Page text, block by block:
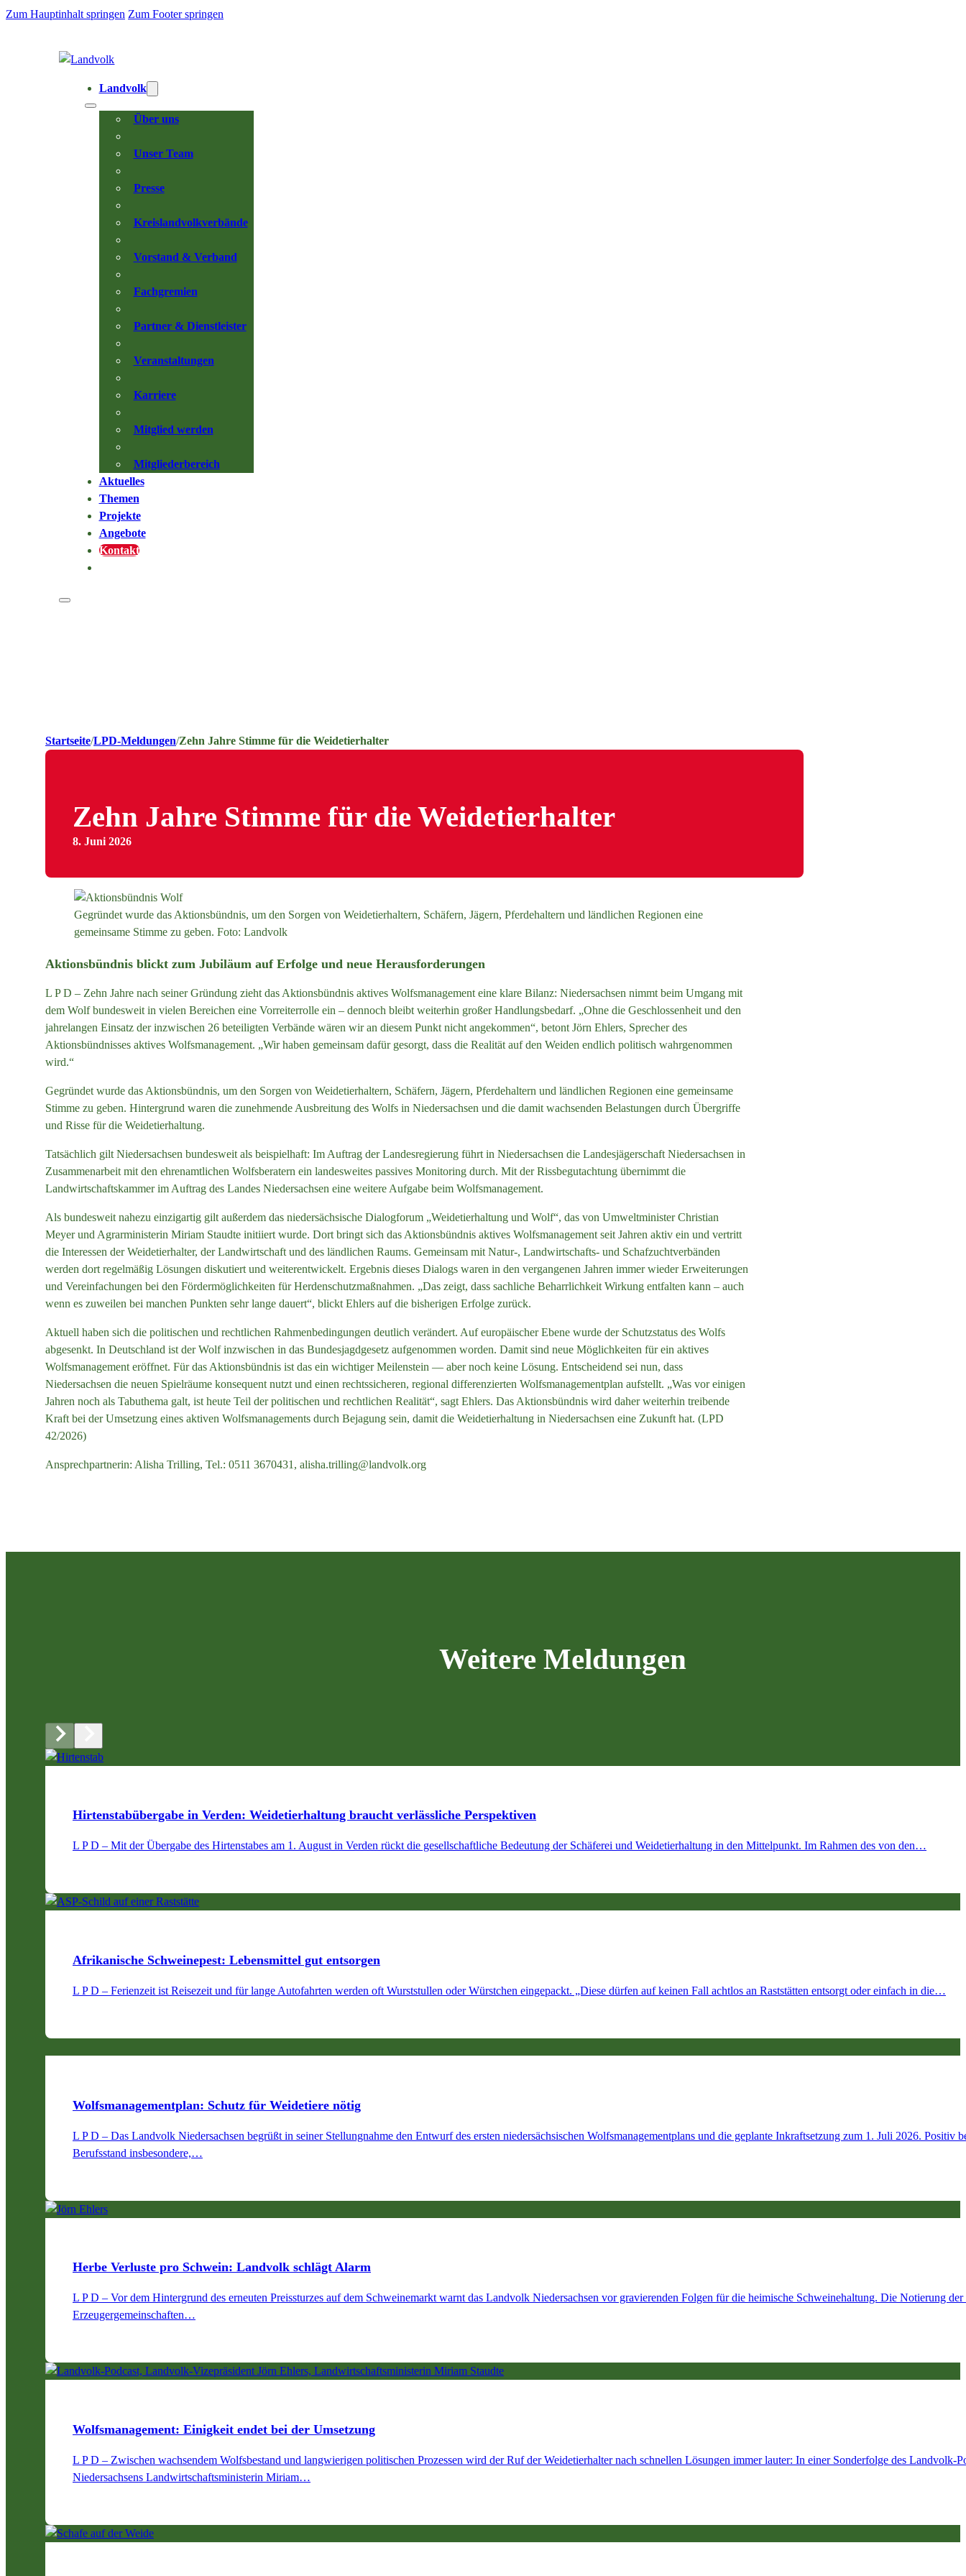
Zum Hauptinhalt springen Zum Footer springen
Landvolk
Über uns
Unser Team
Presse
Kreislandvolkverbände
Vorstand & Verband
Fachgremien
Partner & Dienstleister
Veranstaltungen
Karriere
Mitglied werden
Mitgliederbereich
Aktuelles
Themen
Projekte
Angebote
Kontakt
Startseite/LPD-Meldungen/Zehn Jahre Stimme für die Weidetierhalter
Zehn Jahre Stimme für die Weidetierhalter
8. Juni 2026
Gegründet wurde das Aktionsbündnis, um den Sorgen von Weidetierhaltern, Schäfern, Jägern, Pferdehaltern und ländlichen Regionen eine
gemeinsame Stimme zu geben. Foto: Landvolk
Aktionsbündnis blickt zum Jubiläum auf Erfolge und neue Herausforderungen
L P D – Zehn Jahre nach seiner Gründung zieht das Aktionsbündnis aktives Wolfsmanagement eine klare Bilanz: Niedersachsen nimmt beim Umgang mit
dem Wolf bundesweit in vielen Bereichen eine Vorreiterrolle ein – dennoch bleibt weiterhin großer Handlungsbedarf. „Ohne die Geschlossenheit und den
jahrelangen Einsatz der inzwischen 26 beteiligten Verbände wären wir an diesem Punkt nicht angekommen“, betont Jörn Ehlers, Sprecher des
Aktionsbündnisses aktives Wolfsmanagement. „Wir haben gemeinsam dafür gesorgt, dass die Realität auf den Weiden endlich politisch wahrgenommen
wird.“
Gegründet wurde das Aktionsbündnis, um den Sorgen von Weidetierhaltern, Schäfern, Jägern, Pferdehaltern und ländlichen Regionen eine gemeinsame
Stimme zu geben. Hintergrund waren die zunehmende Ausbreitung des Wolfs in Niedersachsen und die damit wachsenden Belastungen durch Übergriffe
und Risse für die Weidetierhaltung.
Tatsächlich gilt Niedersachsen bundesweit als beispielhaft: Im Auftrag der Landesregierung führt in Niedersachsen die Landesjägerschaft Niedersachsen in
Zusammenarbeit mit den ehrenamtlichen Wolfsberatern ein landesweites passives Monitoring durch. Mit der Rissbegutachtung übernimmt die
Landwirtschaftskammer im Auftrag des Landes Niedersachsen eine weitere Aufgabe beim Wolfsmanagement.
Als bundesweit nahezu einzigartig gilt außerdem das niedersächsische Dialogforum „Weidetierhaltung und Wolf“, das von Umweltminister Christian
Meyer und Agrarministerin Miriam Staudte initiiert wurde. Dort bringt sich das Aktionsbündnis aktives Wolfsmanagement seit Jahren aktiv ein und vertritt
die Interessen der Weidetierhalter, der Landwirtschaft und des ländlichen Raums. Gemeinsam mit Natur-, Landwirtschafts- und Schafzuchtverbänden
werden dort regelmäßig Lösungen diskutiert und weiterentwickelt. Ergebnis dieses Dialogs waren in den vergangenen Jahren immer wieder Erweiterungen
und Vereinfachungen bei den Fördermöglichkeiten für Herdenschutzmaßnahmen. „Das zeigt, dass sachliche Beharrlichkeit Wirkung entfalten kann – auch
wenn es zuweilen bei manchen Punkten sehr lange dauert“, blickt Ehlers auf die bisherigen Erfolge zurück.
Aktuell haben sich die politischen und rechtlichen Rahmenbedingungen deutlich verändert. Auf europäischer Ebene wurde der Schutzstatus des Wolfs
abgesenkt. In Deutschland ist der Wolf inzwischen in das Bundesjagdgesetz aufgenommen worden. Damit sind neue Möglichkeiten für ein aktives
Wolfsmanagement eröffnet. Für das Aktionsbündnis ist das ein wichtiger Meilenstein — aber noch keine Lösung. Entscheidend sei nun, dass
Niedersachsen die neuen Spielräume konsequent nutzt und einen rechtssicheren, regional differenzierten Wolfsmanagementplan aufstellt. „Was vor einigen
Jahren noch als Tabuthema galt, ist heute Teil der politischen und rechtlichen Realität“, sagt Ehlers. Das Aktionsbündnis wird daher weiterhin treibende
Kraft bei der Umsetzung eines aktiven Wolfsmanagements durch Bejagung sein, damit die Weidetierhaltung in Niedersachsen eine Zukunft hat. (LPD
42/2026)
Ansprechpartnerin: Alisha Trilling, Tel.: 0511 3670431, alisha.trilling@landvolk.org
Weitere Meldungen
Hirtenstabübergabe in Verden: Weidetierhaltung braucht verlässliche Perspektiven
L P D – Mit der Übergabe des Hirtenstabes am 1. August in Verden rückt die gesellschaftliche Bedeutung der Schäferei und Weidetierhaltung in den Mittelpunkt. Im Rahmen des von den…
Afrikanische Schweinepest: Lebensmittel gut entsorgen
L P D – Ferienzeit ist Reisezeit und für lange Autofahrten werden oft Wurststullen oder Würstchen eingepackt. „Diese dürfen auf keinen Fall achtlos an Raststätten entsorgt oder einfach in die…
Wolfsmanagementplan: Schutz für Weidetiere nötig
L P D – Das Landvolk Niedersachsen begrüßt in seiner Stellungnahme den Entwurf des ersten niedersächsischen Wolfsmanagementplans und die geplante Inkraftsetzung zum 1. Juli 2026. Positiv
Berufsstand insbesondere,…
Herbe Verluste pro Schwein: Landvolk schlägt Alarm
L P D – Vor dem Hintergrund des erneuten Preissturzes auf dem Schweinemarkt warnt das Landvolk Niedersachsen vor gravierenden Folgen für die heimische Schweinehaltung. Die Notierung
Erzeugergemeinschaften…
Wolfsmanagement: Einigkeit endet bei der Umsetzung
L P D – Zwischen wachsendem Wolfsbestand und langwierigen politischen Prozessen wird der Ruf der Weidetierhalter nach schnellen Lösungen immer lauter: In einer Sonderfolge des Landvolk-
Niedersachsens Landwirtschaftsministerin Miriam…